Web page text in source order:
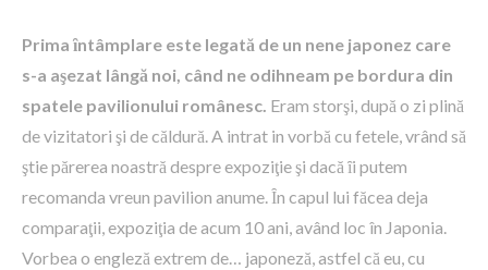
Prima ȋntâmplare este legată de un nene japonez care
s-a aşezat lângă noi, când ne odihneam pe bordura din
spatele pavilionului românesc. Eram storşi, după o zi plină
de vizitatori şi de căldură. A intrat in vorbă cu fetele, vrând să
ştie părerea noastră despre expoziţie şi dacă ȋi putem
recomanda vreun pavilion anume. Ȋn capul lui făcea deja
comparaţii, expoziţia de acum 10 ani, având loc în Japonia.
Vorbea o engleză extrem de… japoneză, astfel că eu, cu